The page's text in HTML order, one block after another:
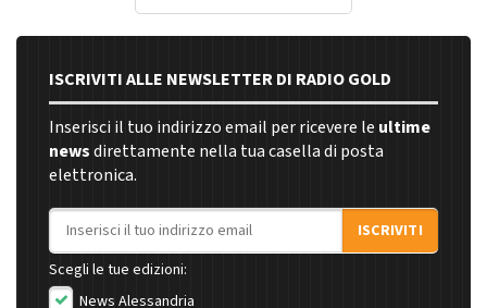
ISCRIVITI ALLE NEWSLETTER DI RADIO GOLD
Inserisci il tuo indirizzo email per ricevere le ultime
newsdirettamente nella tua casella di posta
elettronica.
Indirizzo email
ISCRIVITI
Scegli le tue edizioni:
News Alessandria